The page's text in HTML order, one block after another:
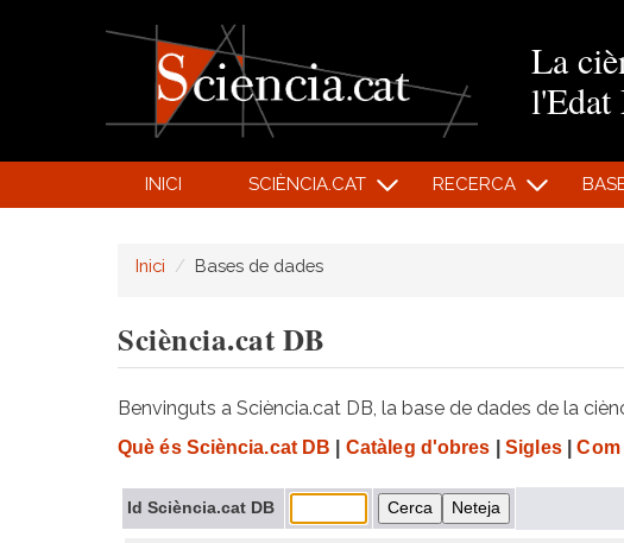
La
l'Edat
INICI SCIÈNCIA.CAT RECERCA
Inici Bases de dades
Sciència.cat DB
Benvinguts a Sciència.cat DB, la base de dades de la
Què és Sciència.cat DB Catàleg d'obres Sigles|
Id Sciència.cat DB